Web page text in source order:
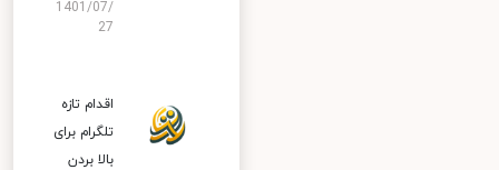
1401/07/
27
اقدام تازه
تلگرام برای
بالا بردن